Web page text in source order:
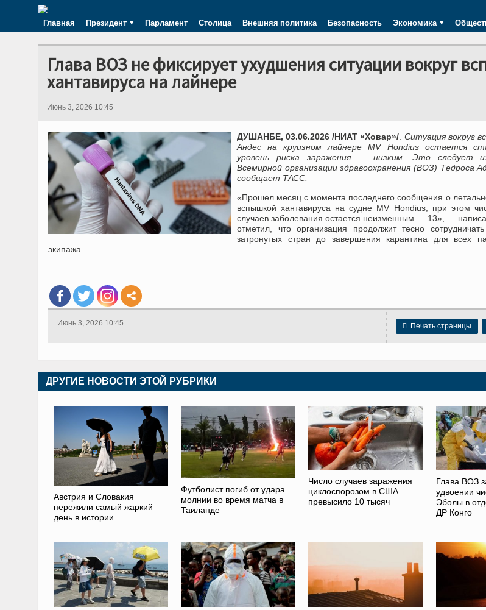
Главная Президент Парламент Столица Внешняя политика Безопасность Экономика
Глава ВОЗ не фиксирует ухудшения ситуации вокруг
хантавируса на лайнере
Июнь 3, 2026 10:45
ДУШАНБЕ, 03.06.2026 /НИАТ «Ховар»/ Ситуация вокруг
Андес на круизном лайнере MV Hondius остается
уровень риска заражения — низким. Это следует
Всемирной организации здравоохранения (ВОЗ) Тедроса
сообщает ТАСС.
«Прошел месяц с момента последнего сообщения о
вспышкой хантавируса на судне MV Hondius, при этом
случаев заболевания остается неизменным — 13», —
отметил, что организация продолжит тесно
затронутых стран до завершения карантина для всех
экипажа.
 Печать страницы
Июнь 3, 2026 10:45
ДРУГИЕ НОВОСТИ ЭТОЙ РУБРИКИ
Австрия и Словакия
пережили самый жаркий
день в истории
Футболист погиб от удара
молнии во время матча в
Таиланде
Число случаев заражения
циклоспорозом в США
превысило 10 тысяч
Глава ВОЗ
удвоении
Эболы в
ДР Конго